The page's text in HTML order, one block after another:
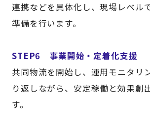
連携などを具体化し、現場レベル
準備を行います。
STEP6 事業開始・定着化支援
共同物流を開始し、運用モニタリ
り返しながら、安定稼働と効果創
す。